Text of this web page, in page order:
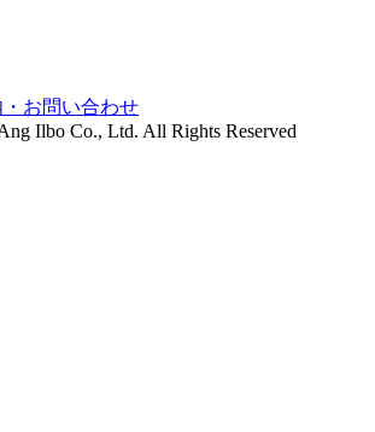
・お問い合わせ
Ilbo Co., Ltd. All Rights Reserved